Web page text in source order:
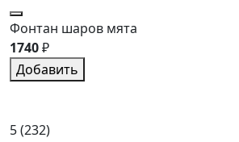
Фонтан шаров мята
1740₽
Добавить
5(232)